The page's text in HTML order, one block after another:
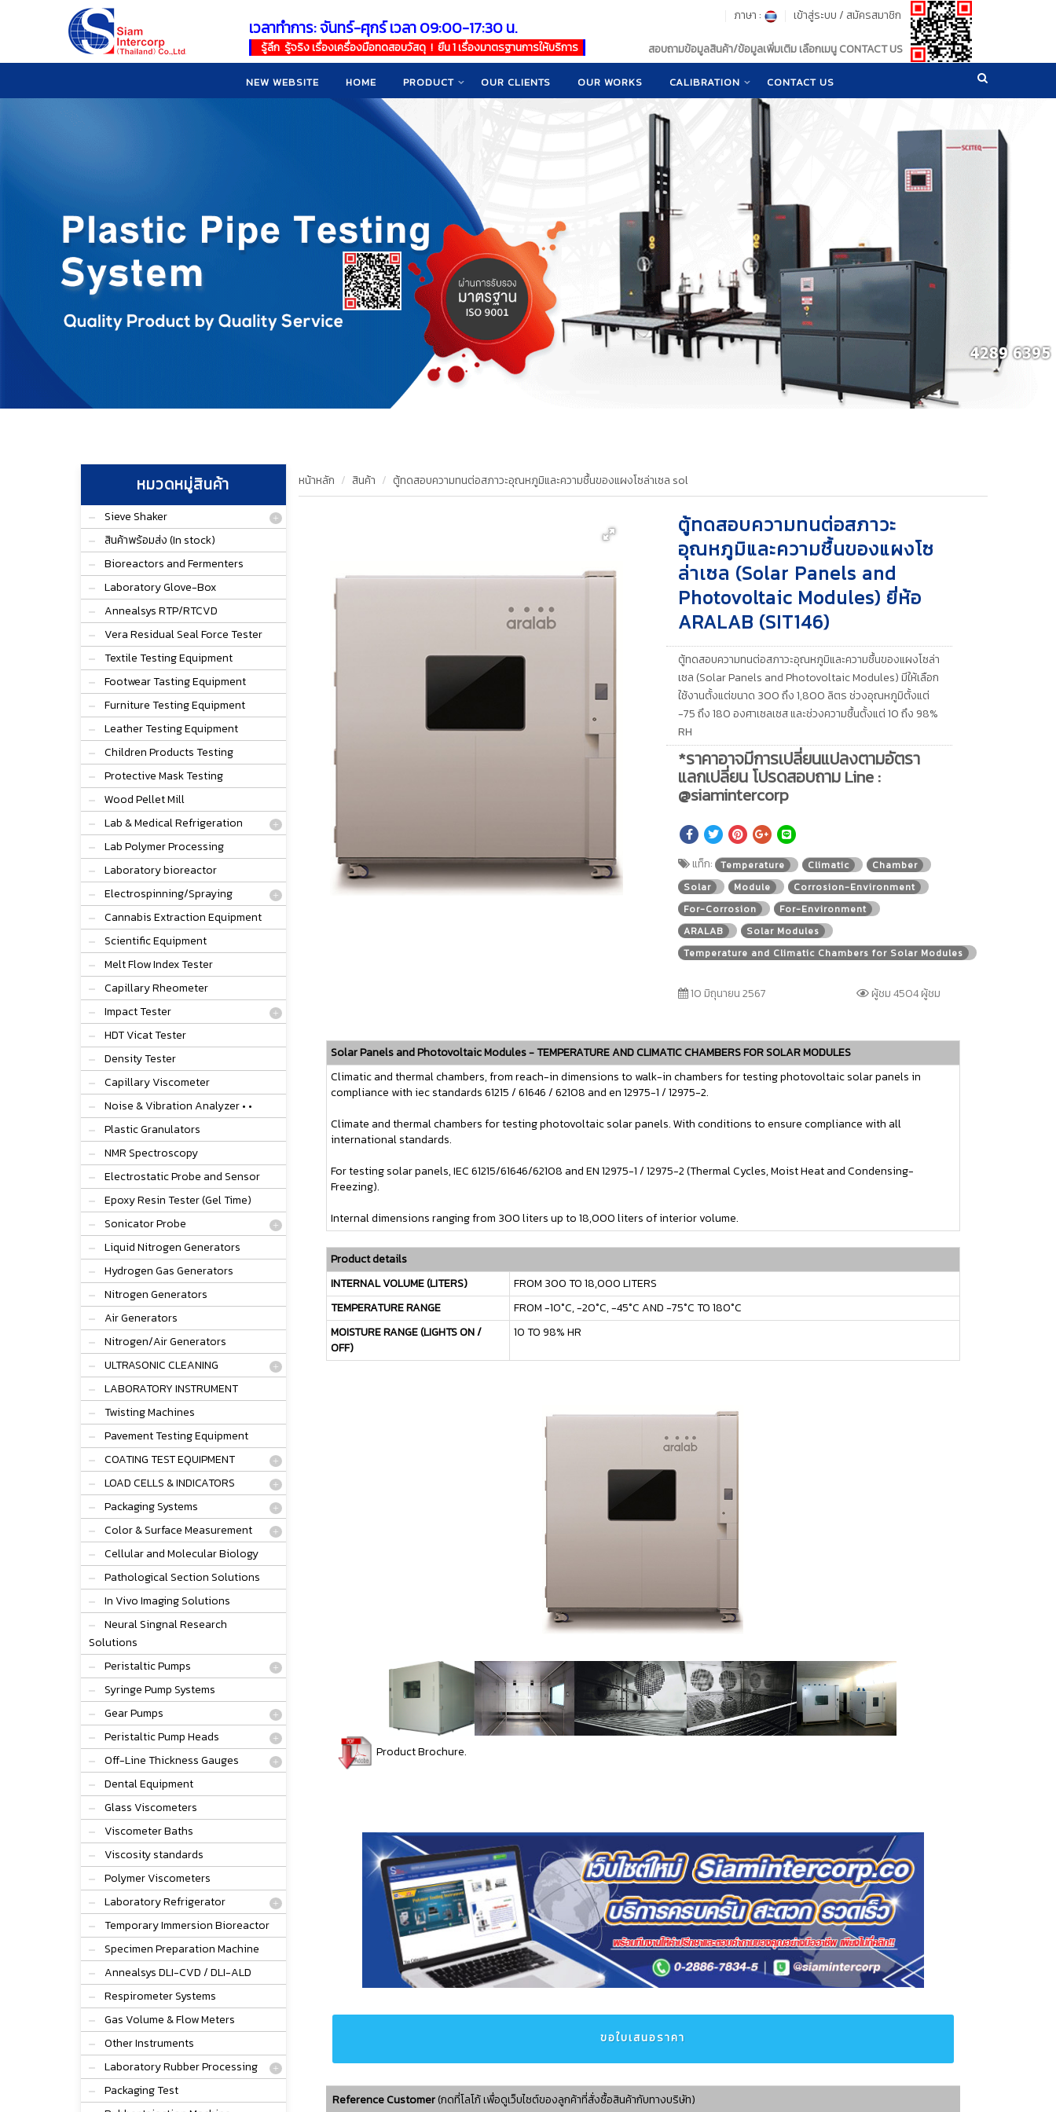
เวลาทำการ: จันทร์-ศุกร์ เวลา 09:00-17:30 น.
รู้ลึก รู้จริง เรื่องเครื่องมือทดสอบวัสดุ ! ยืน 1 เรื่องมาตรฐานการให้บริการ
เข้าสู่ระบบ / สมัครสมาชิก
ภาษา :
สอบถามข้อมูลสินค้า/ข้อมูลเพิ่มเติม เลือกเมนู CONTACT US
NEW WEBSITE HOME PRODUCT OUR CLIENTS OUR WORKS CALIBRATION CONTACT US
หมวดหมู่สินค้า
Sieve Shaker
สินค้าพร้อมส่ง (In stock)
Bioreactors and Fermenters
Laboratory Glove-Box
Annealsys RTP/RTCVD
Vera Residual Seal Force Tester
Textile Testing Equipment
Footwear Tasting Equipment
Furniture Testing Equipment
Leather Testing Equipment
Children Products Testing
Protective Mask Testing
Wood Pellet Mill
Lab & Medical Refrigeration
Lab Polymer Processing
Laboratory bioreactor
Electrospinning/Spraying
Cannabis Extraction Equipment
Scientific Equipment
Melt Flow Index Tester
Capillary Rheometer
Impact Tester
HDT Vicat Tester
Density Tester
Capillary Viscometer
Noise & Vibration Analyzer • •
Plastic Granulators
NMR Spectroscopy
Electrostatic Probe and Sensor
Epoxy Resin Tester (Gel Time)
Sonicator Probe
Liquid Nitrogen Generators
Hydrogen Gas Generators
Nitrogen Generators
Air Generators
Nitrogen/Air Generators
ULTRASONIC CLEANING
LABORATORY INSTRUMENT
Twisting Machines
Pavement Testing Equipment
COATING TEST EQUIPMENT
LOAD CELLS & INDICATORS
Packaging Systems
Color & Surface Measurement
Cellular and Molecular Biology
Pathological Section Solutions
In Vivo Imaging Solutions
Neural Singnal Research
Solutions
Peristaltic Pumps
Syringe Pump Systems
Gear Pumps
Peristaltic Pump Heads
Off-Line Thickness Gauges
Dental Equipment
Glass Viscometers
Viscometer Baths
Viscosity standards
Polymer Viscometers
Laboratory Refrigerator
Temporary Immersion Bioreactor
Specimen Preparation Machine
Annealsys DLI-CVD / DLI-ALD
Respirometer Systems
Gas Volume & Flow Meters
Other Instruments
Laboratory Rubber Processing
Packaging Test
หน้าหลัก สินค้า ตู้ทดสอบความทนต่อสภาวะอุณหภูมิและความชื้นของแผงโซล่าเซล sol
ตู้ทดสอบความทนต่อสภาวะ
อุณหภูมิและความชื้นของแผงโซ
ล่าเซล (Solar Panels and
Photovoltaic Modules) ยี่ห้อ
ARALAB (SIT146)
ตู้ทดสอบความทนต่อสภาวะอุณหภูมิและความชื้นของแผงโซล่า
เซล (Solar Panels and Photovoltaic Modules) มีให้เลือก
ใช้งานตั้งแต่ขนาด 300 ถึง 1,800 ลิตร ช่วงอุณหภูมิตั้งแต่
-75 ถึง 180 องศาเซลเซส และช่วงความชื้นตั้งแต่ 10 ถึง 98%
RH
*ราคาอาจมีการเปลี่ยนแปลงตามอัตรา
แลกเปลี่ยน โปรดสอบถาม Line :
@siamintercorp
แท็ก: Temperature Climatic
Chamber
Solar
Module
Corrosion-Environment
For-Corrosion
For-Environment
ARALAB
Solar Modules
Temperature and Climatic Chambers for Solar Modules
10 มิถุนายน 2567 ผู้ชม 4504 ผู้ชม
Solar Panels and Photovoltaic Modules - TEMPERATURE AND CLIMATIC CHAMBERS FOR SOLAR MODULES
Climatic and thermal chambers, from reach-in dimensions to walk-in chambers for testing photovoltaic solar panels in
compliance with iec standards 61215 / 61646 / 62108 and en 12975-1 / 12975-2.
Climate and thermal chambers for testing photovoltaic solar panels. With conditions to ensure compliance with all
international standards.
For testing solar panels, IEC 61215/61646/62108 and EN 12975-1 / 12975-2 (Thermal Cycles, Moist Heat and Condensing-
Freezing).
Internal dimensions ranging from 300 liters up to 18,000 liters of interior volume.
Product details
INTERNAL VOLUME (LITERS)
FROM 300 TO 18,000 LITERS
TEMPERATURE RANGE
FROM -10°C, -20°C, -45°C AND -75°C TO 180°C
MOISTURE RANGE (LIGHTS ON /
OFF)
10 TO 98% HR
Product Brochure.
ขอใบเสนอราคา
Reference Customer(กดที่โลโก้ เพื่อดูเว็บไซต์ของลูกค้าที่สั่งซื้อสินค้ากับทางบริษัท)​